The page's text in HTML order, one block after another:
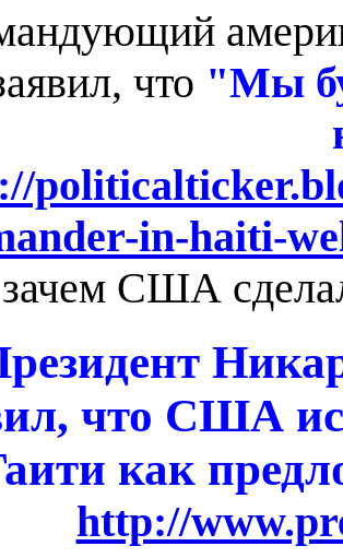
что "Мы
in-haiti-
США
что США
как
http://